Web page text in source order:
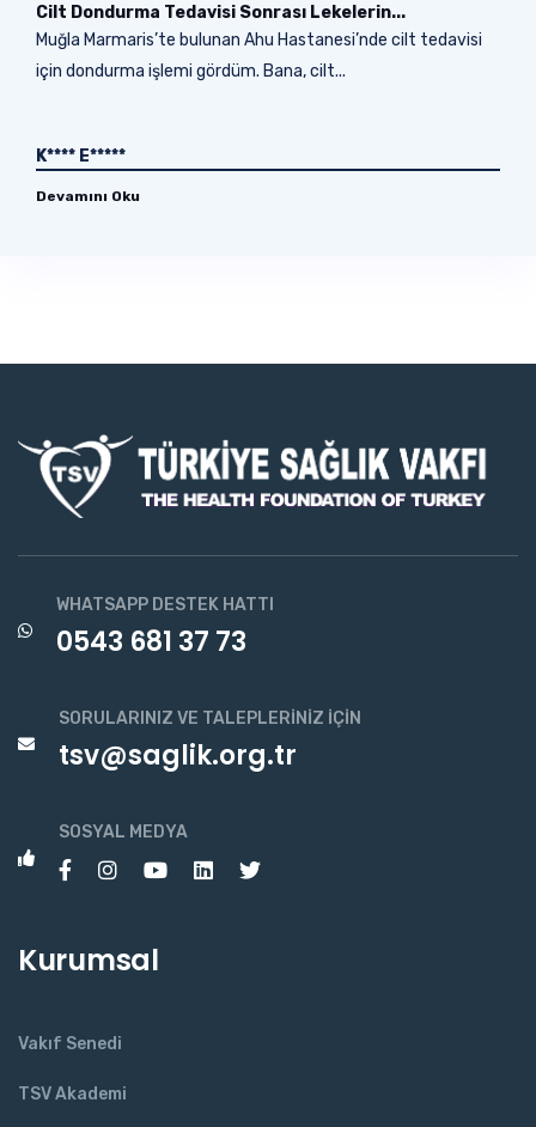
Cilt Dondurma Tedavisi Sonrası Lekelerin...
Muğla Marmaris’te bulunan Ahu Hastanesi’nde cilt tedavisi
için dondurma işlemi gördüm. Bana, cilt...
K**** E*****
Devamını Oku
WHATSAPP DESTEK HATTI
0543 681 37 73
SORULARINIZ VE TALEPLERINIZ İÇIN
tsv@saglik.org.tr
SOSYAL MEDYA
Kurumsal
Vakıf Senedi
TSV Akademi